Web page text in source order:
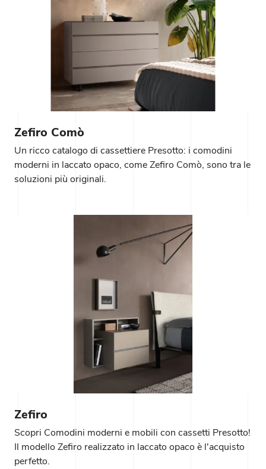
Zefiro Comò
Un ricco catalogo di cassettiere Presotto: i comodini
moderni in laccato opaco, come Zefiro Comò, sono tra le
soluzioni più originali.
Zefiro
Scopri Comodini moderni e mobili con cassetti Presotto!
Il modello Zefiro realizzato in laccato opaco è l'acquisto
perfetto.